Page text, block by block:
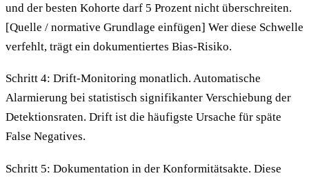
und der besten Kohorte darf 5 Prozent nicht überschreiten.
[Quelle / normative Grundlage einfügen] Wer diese Schwelle
verfehlt, trägt ein dokumentiertes Bias-Risiko.
Schritt 4: Drift-Monitoring monatlich. Automatische
Alarmierung bei statistisch signifikanter Verschiebung der
Detektionsraten. Drift ist die häufigste Ursache für späte
False Negatives.
Schritt 5: Dokumentation in der Konformitätsakte. Diese